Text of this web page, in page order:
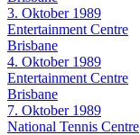
3. Oktober 1989
Entertainment Centre
Brisbane
4. Oktober 1989
Entertainment Centre
Brisbane
7. Oktober 1989
National Tennis Centre